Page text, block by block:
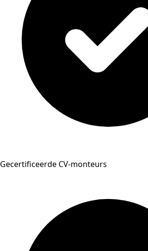
Gecertificeerde CV-monteurs